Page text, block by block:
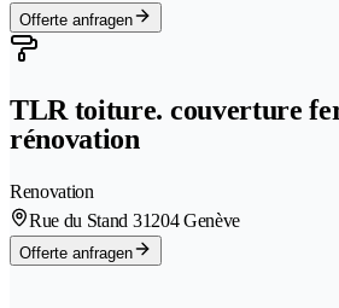
Offerte anfragen
TLR toiture. couverture
rénovation
Renovation
Rue du Stand 31204 Genève
Offerte anfragen